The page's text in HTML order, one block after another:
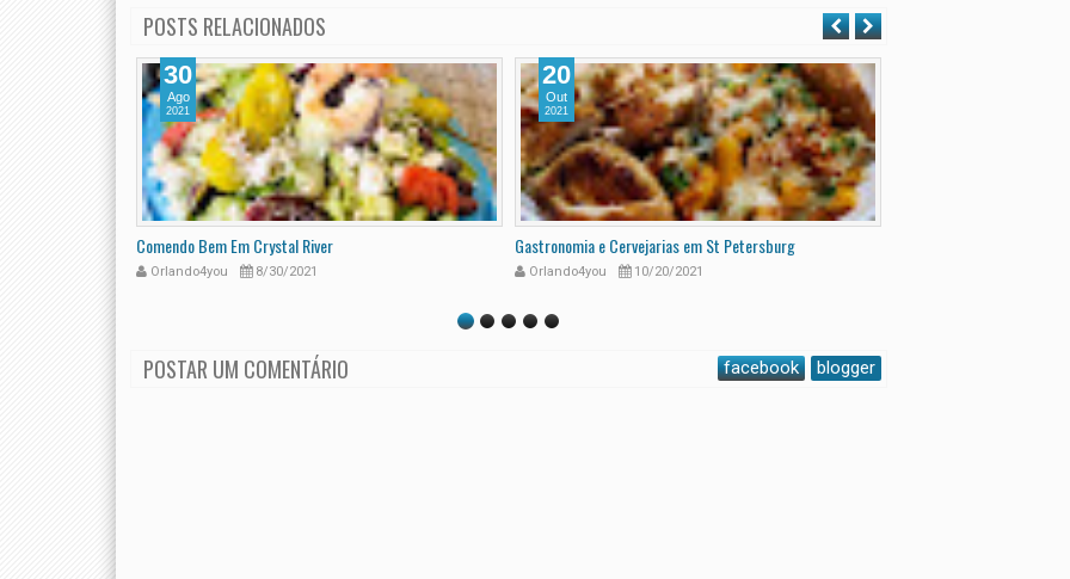
POSTS RELACIONADOS
30
Ago
2021
Comendo Bem Em Crystal River
Orlando4you 8/30/2021
20
Out
2021
Gastronomia e Cervejarias em St Petersburg
Orlando4you 10/20/2021
POSTAR UM COMENTÁRIO facebook blogger